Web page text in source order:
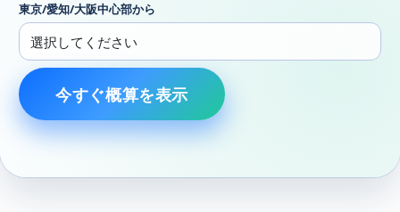
東京/愛知/大阪中心部から
今すぐ概算を表示